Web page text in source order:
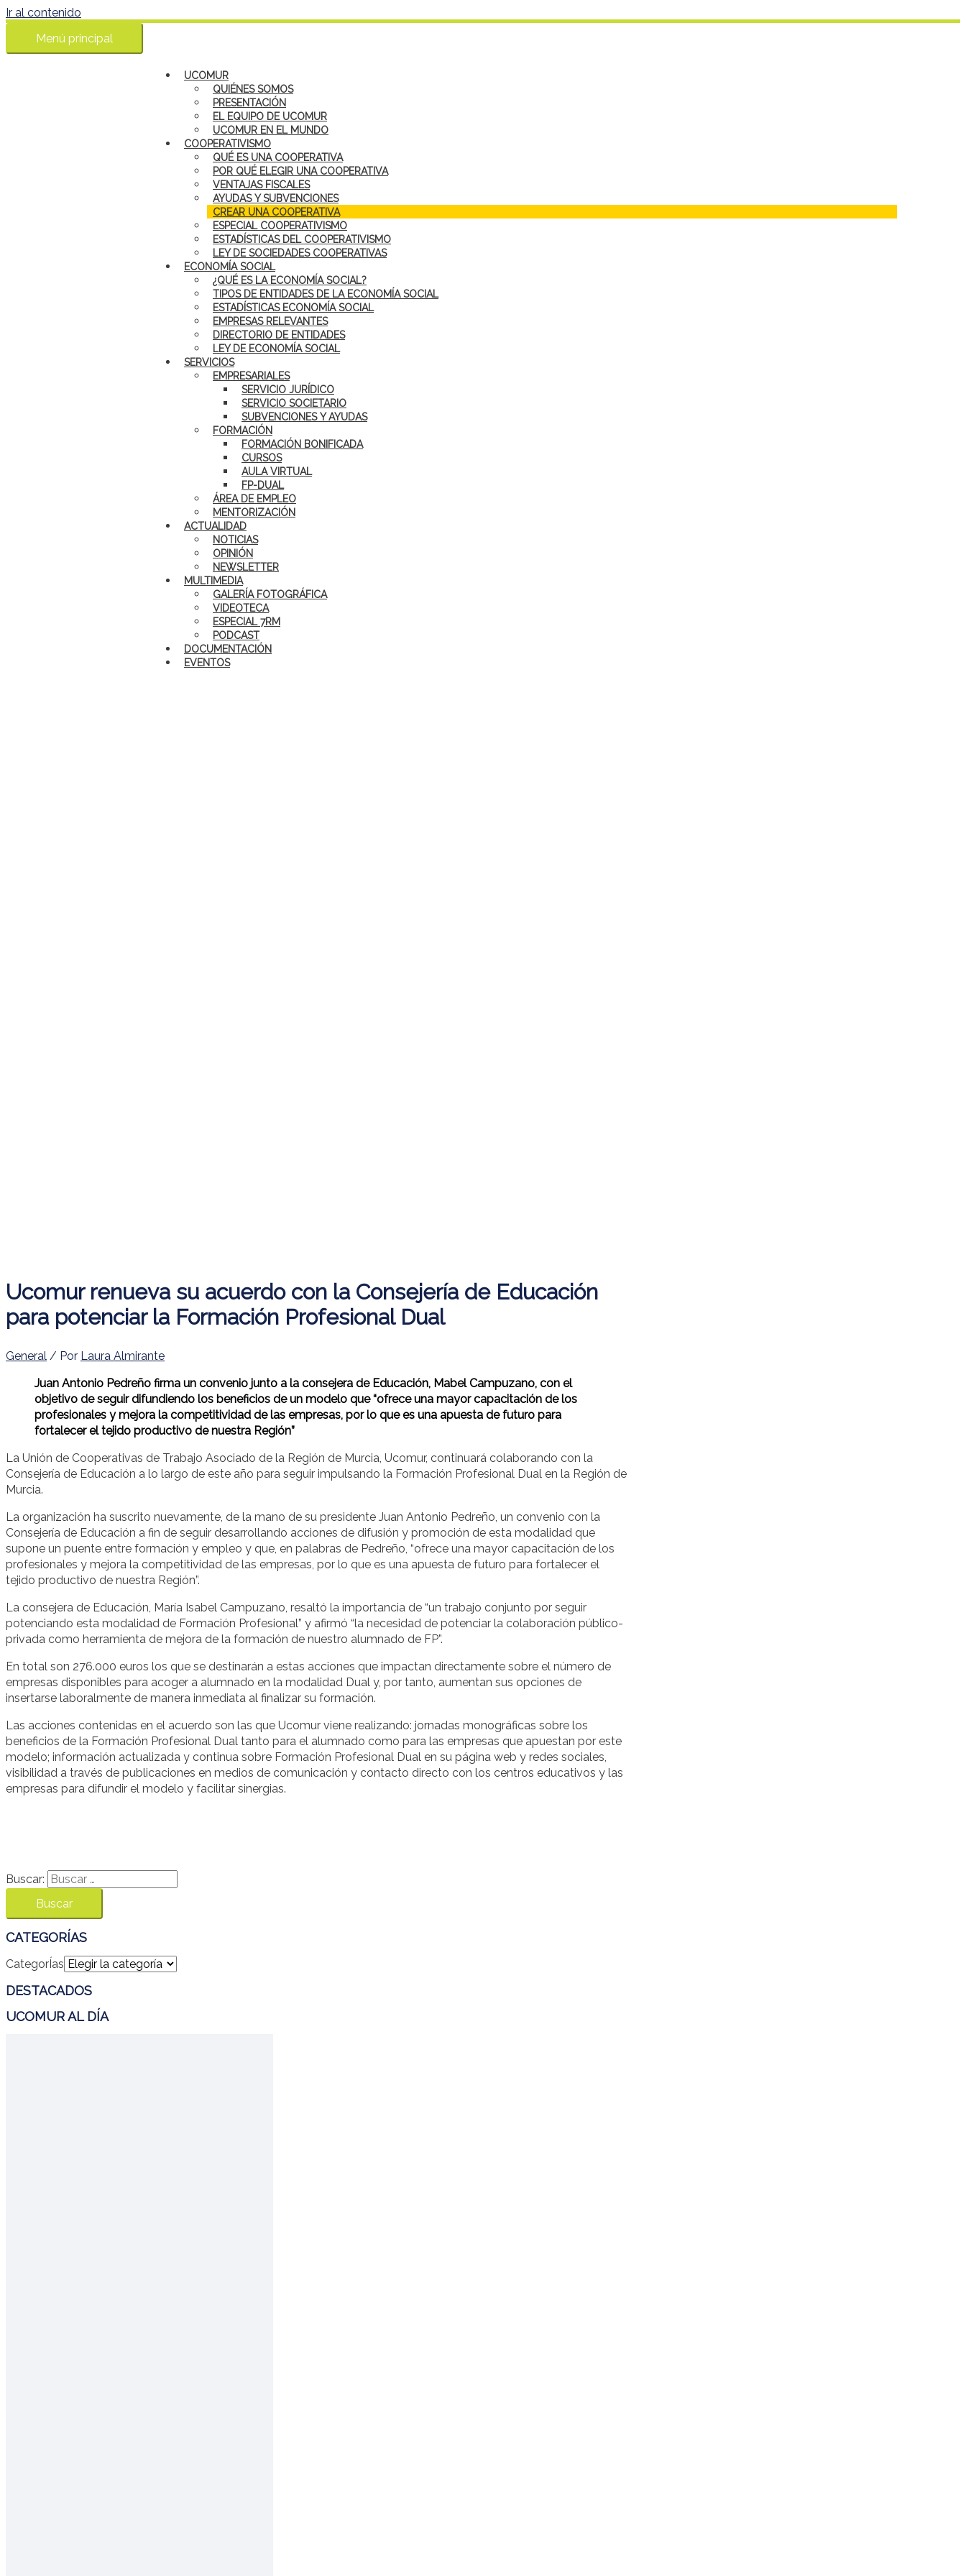
Ir al contenido
Menú principal
UCOMUR
QUIÉNES SOMOS
PRESENTACIÓN
EL EQUIPO DE UCOMUR
UCOMUR EN EL MUNDO
COOPERATIVISMO
QUÉ ES UNA COOPERATIVA
POR QUÉ ELEGIR UNA COOPERATIVA
VENTAJAS FISCALES
AYUDAS Y SUBVENCIONES
CREAR UNA COOPERATIVA
ESPECIAL COOPERATIVISMO
ESTADÍSTICAS DEL COOPERATIVISMO
LEY DE SOCIEDADES COOPERATIVAS
ECONOMÍA SOCIAL
¿QUÉ ES LA ECONOMÍA SOCIAL?
TIPOS DE ENTIDADES DE LA ECONOMÍA SOCIAL
ESTADÍSTICAS ECONOMÍA SOCIAL
EMPRESAS RELEVANTES
DIRECTORIO DE ENTIDADES
LEY DE ECONOMÍA SOCIAL
SERVICIOS
EMPRESARIALES
SERVICIO JURÍDICO
SERVICIO SOCIETARIO
SUBVENCIONES Y AYUDAS
FORMACIÓN
FORMACIÓN BONIFICADA
CURSOS
AULA VIRTUAL
FP-DUAL
ÁREA DE EMPLEO
MENTORIZACIÓN
ACTUALIDAD
NOTICIAS
OPINIÓN
NEWSLETTER
MULTIMEDIA
GALERÍA FOTOGRÁFICA
VIDEOTECA
ESPECIAL 7RM
PODCAST
DOCUMENTACIÓN
EVENTOS
Ucomur renueva su acuerdo con la Consejería de Educación
para potenciar la Formación Profesional Dual
General / Por Laura Almirante
Juan Antonio Pedreño firma un convenio junto a la consejera de Educación, Mabel Campuzano, con el
objetivo de seguir difundiendo los beneficios de un modelo que “ofrece una mayor capacitación de los
profesionales y mejora la competitividad de las empresas, por lo que es una apuesta de futuro para
fortalecer el tejido productivo de nuestra Región”
La Unión de Cooperativas de Trabajo Asociado de la Región de Murcia, Ucomur, continuará colaborando con la
Consejería de Educación a lo largo de este año para seguir impulsando la Formación Profesional Dual en la Región de
Murcia.
La organización ha suscrito nuevamente, de la mano de su presidente Juan Antonio Pedreño, un convenio con la
Consejería de Educación a fin de seguir desarrollando acciones de difusión y promoción de esta modalidad que
supone un puente entre formación y empleo y que, en palabras de Pedreño, “ofrece una mayor capacitación de los
profesionales y mejora la competitividad de las empresas, por lo que es una apuesta de futuro para fortalecer el
tejido productivo de nuestra Región”.
La consejera de Educación, María Isabel Campuzano, resaltó la importancia de “un trabajo conjunto por seguir
potenciando esta modalidad de Formación Profesional” y afirmó “la necesidad de potenciar la colaboración público-
privada como herramienta de mejora de la formación de nuestro alumnado de FP”.
En total son 276.000 euros los que se destinarán a estas acciones que impactan directamente sobre el número de
empresas disponibles para acoger a alumnado en la modalidad Dual y, por tanto, aumentan sus opciones de
insertarse laboralmente de manera inmediata al finalizar su formación.
Las acciones contenidas en el acuerdo son las que Ucomur viene realizando: jornadas monográficas sobre los
beneficios de la Formación Profesional Dual tanto para el alumnado como para las empresas que apuestan por este
modelo; información actualizada y continua sobre Formación Profesional Dual en su página web y redes sociales,
visibilidad a través de publicaciones en medios de comunicación y contacto directo con los centros educativos y las
empresas para difundir el modelo y facilitar sinergias.
Buscar:
CATEGORÍAS
CategorÍas
DESTACADOS
UCOMUR AL DÍA